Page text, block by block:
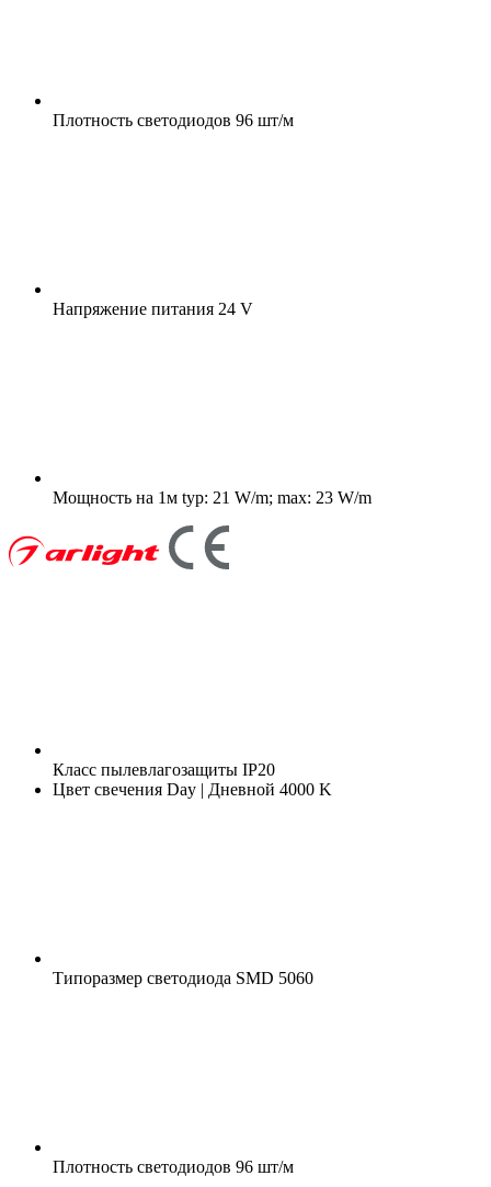
Плотность светодиодов 96 шт/м
Напряжение питания 24 V
Мощность на 1м typ: 21 W/m; max: 23 W/m
Класс пылевлагозащиты IP20
Цвет свечения Day | Дневной 4000 K
Типоразмер светодиода SMD 5060
Плотность светодиодов 96 шт/м